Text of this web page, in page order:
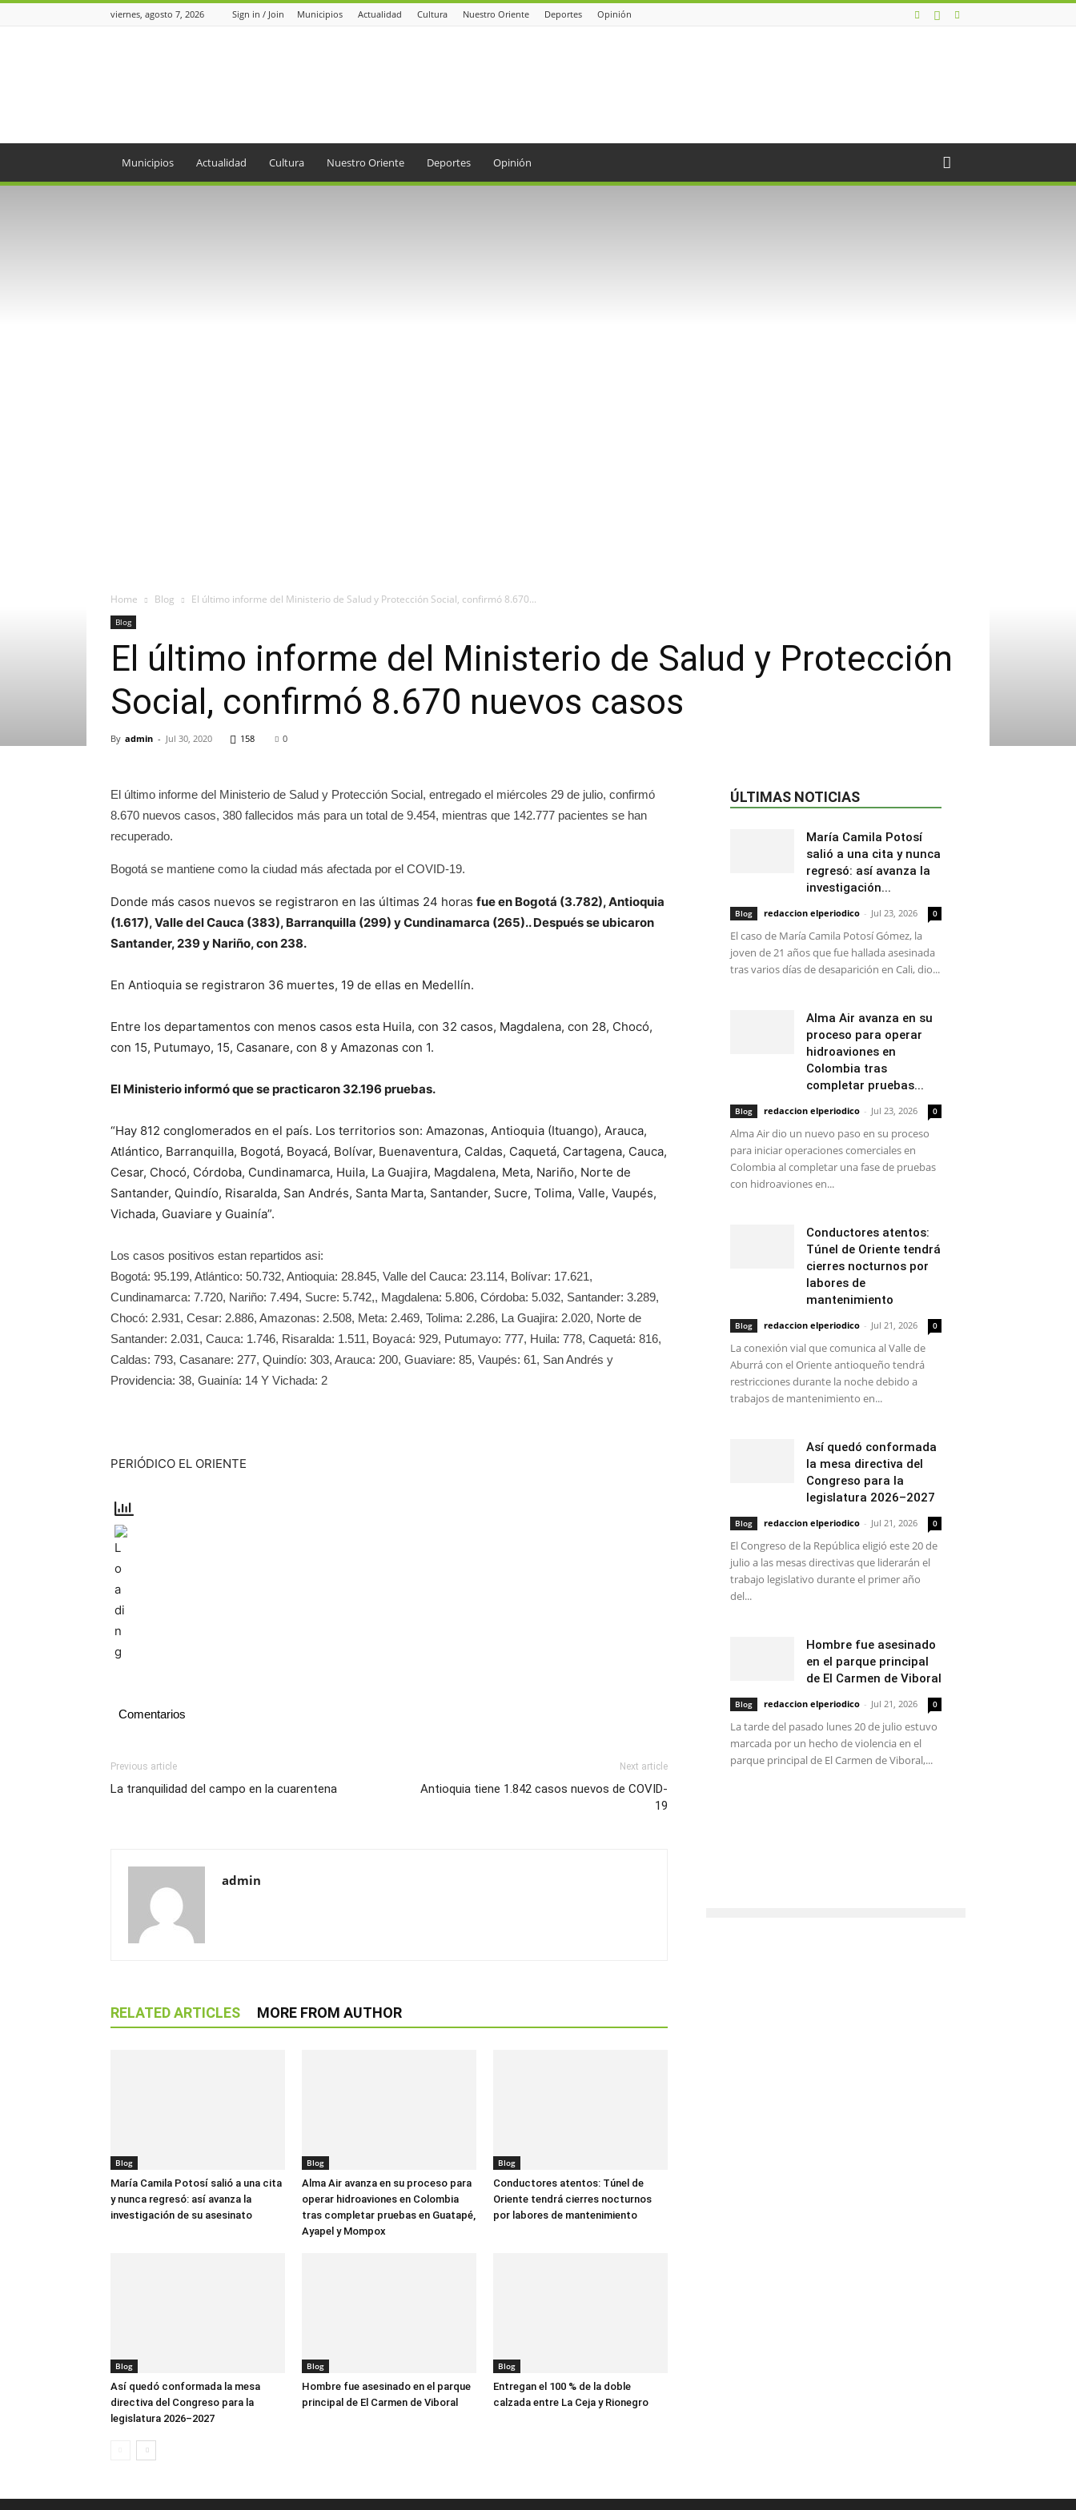
viernes, agosto 7, 2026 Sign in / Join Municipios Actualidad Cultura Nuestro Oriente Deportes Opinión
Municipios Actualidad Cultura Nuestro Oriente Deportes Opinión
Home Blog El último informe del Ministerio de Salud y Protección Social, confirmó 8.670...
Blog
El último informe del Ministerio de Salud y Protección
Social, confirmó 8.670 nuevos casos
By admin - Jul 30, 2020 158 0
El último informe del Ministerio de Salud y Protección Social, entregado el miércoles 29 de julio, confirmó
8.670 nuevos casos, 380 fallecidos más para un total de 9.454, mientras que 142.777 pacientes se han
recuperado.
Bogotá se mantiene como la ciudad más afectada por el COVID-19.
Donde más casos nuevos se registraron en las últimas 24 horas fue en Bogotá (3.782), Antioquia
(1.617), Valle del Cauca (383), Barranquilla (299) y Cundinamarca (265).. Después se ubicaron
Santander, 239 y Nariño, con 238.
En Antioquia se registraron 36 muertes, 19 de ellas en Medellín.
Entre los departamentos con menos casos esta Huila, con 32 casos, Magdalena, con 28, Chocó,
con 15, Putumayo, 15, Casanare, con 8 y Amazonas con 1.
El Ministerio informó que se practicaron 32.196 pruebas.
“Hay 812 conglomerados en el país. Los territorios son: Amazonas, Antioquia (Ituango), Arauca,
Atlántico, Barranquilla, Bogotá, Boyacá, Bolívar, Buenaventura, Caldas, Caquetá, Cartagena, Cauca,
Cesar, Chocó, Córdoba, Cundinamarca, Huila, La Guajira, Magdalena, Meta, Nariño, Norte de
Santander, Quindío, Risaralda, San Andrés, Santa Marta, Santander, Sucre, Tolima, Valle, Vaupés,
Vichada, Guaviare y Guainía”.
Los casos positivos estan repartidos asi:
Bogotá: 95.199, Atlántico: 50.732, Antioquia: 28.845, Valle del Cauca: 23.114, Bolívar: 17.621,
Cundinamarca: 7.720, Nariño: 7.494, Sucre: 5.742,, Magdalena: 5.806, Córdoba: 5.032, Santander: 3.289,
Chocó: 2.931, Cesar: 2.886, Amazonas: 2.508, Meta: 2.469, Tolima: 2.286, La Guajira: 2.020, Norte de
Santander: 2.031, Cauca: 1.746, Risaralda: 1.511, Boyacá: 929, Putumayo: 777, Huila: 778, Caquetá: 816,
Caldas: 793, Casanare: 277, Quindío: 303, Arauca: 200, Guaviare: 85, Vaupés: 61, San Andrés y
Providencia: 38, Guainía: 14 Y Vichada: 2
PERIÓDICO EL ORIENTE
Comentarios
Previous article
La tranquilidad del campo en la cuarentena
Next article
Antioquia tiene 1.842 casos nuevos de COVID-
19
admin
RELATED ARTICLES MORE FROM AUTHOR
Blog
María Camila Potosí salió a una cita
y nunca regresó: así avanza la
investigación de su asesinato
Blog
Alma Air avanza en su proceso para
operar hidroaviones en Colombia
tras completar pruebas en Guatapé,
Ayapel y Mompox
Blog
Conductores atentos: Túnel de
Oriente tendrá cierres nocturnos
por labores de mantenimiento
Blog
Así quedó conformada la mesa
directiva del Congreso para la
legislatura 2026–2027
Blog
Hombre fue asesinado en el parque
principal de El Carmen de Viboral
Blog
Entregan el 100 % de la doble
calzada entre La Ceja y Rionegro
ÚLTIMAS NOTICIAS
María Camila Potosí
salió a una cita y nunca
regresó: así avanza la
investigación...
Blog redaccion elperiodico - Jul 23, 2026 0
El caso de María Camila Potosí Gómez, la
joven de 21 años que fue hallada asesinada
tras varios días de desaparición en Cali, dio...
Alma Air avanza en su
proceso para operar
hidroaviones en
Colombia tras
completar pruebas...
Blog redaccion elperiodico - Jul 23, 2026 0
Alma Air dio un nuevo paso en su proceso
para iniciar operaciones comerciales en
Colombia al completar una fase de pruebas
con hidroaviones en...
Conductores atentos:
Túnel de Oriente tendrá
cierres nocturnos por
labores de
mantenimiento
Blog redaccion elperiodico - Jul 21, 2026 0
La conexión vial que comunica al Valle de
Aburrá con el Oriente antioqueño tendrá
restricciones durante la noche debido a
trabajos de mantenimiento en...
Así quedó conformada
la mesa directiva del
Congreso para la
legislatura 2026–2027
Blog redaccion elperiodico - Jul 21, 2026 0
El Congreso de la República eligió este 20 de
julio a las mesas directivas que liderarán el
trabajo legislativo durante el primer año
del...
Hombre fue asesinado
en el parque principal
de El Carmen de Viboral
Blog redaccion elperiodico - Jul 21, 2026 0
La tarde del pasado lunes 20 de julio estuvo
marcada por un hecho de violencia en el
parque principal de El Carmen de Viboral,...